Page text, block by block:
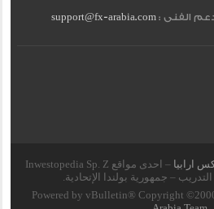
الفنى :support@fx-arabia.com
ارابيا
– احدى مواقع Inwestopedia Sp. Z
Powered by vBulletin® Copyright